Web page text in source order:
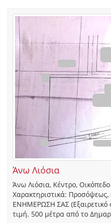
Άνω Λιόσια
Άνω Λιόσια, Κέντρο,
Χαρακτηριστικά: Προσόψεως,
ΕΝΗΜΕΡΩΣΗ ΣΑΣ (Εξαιρετικό
τιμή. 500 μέτρα από το